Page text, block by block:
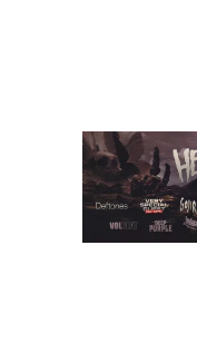
les